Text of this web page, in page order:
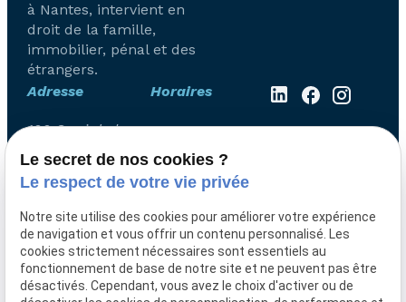
à Nantes, intervient en
droit de la famille,
immobilier, pénal et des
étrangers.
Adresse
100 Quai de la
Fosse
44100 NANTES
Horaires
Lundi -
Vendredi
08:00 -
Accueil
Le cabinet
Domaines de compétence
Le secret de nos cookies ?
Le respect de votre vie privée
Notre site utilise des cookies pour améliorer votre expérience
de navigation et vous offrir un contenu personnalisé. Les
cookies strictement nécessaires sont essentiels au
fonctionnement de base de notre site et ne peuvent pas être
désactivés. Cependant, vous avez le choix d'activer ou de